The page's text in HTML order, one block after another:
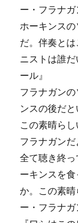
ー・フラナガ
ホーキンス
だ。伴奏と
ニストは誰
ール』
フラナガン
ンスの後だ
この素晴ら
フラナガンだ
全て聴き終
ーキンスを
か。この素
ー・フラナガ